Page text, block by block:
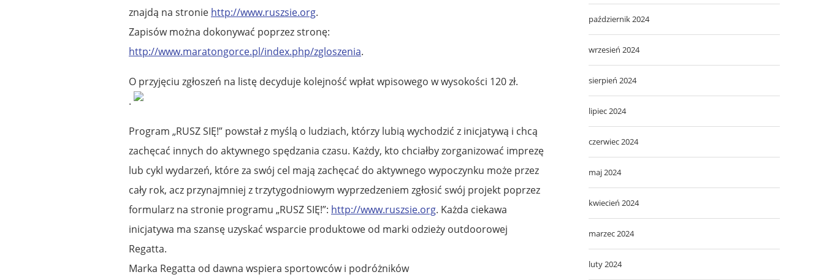
znajdą na stronie http://www.ruszsie.org.
Zapisów można dokonywać poprzez stronę:
http://www.maratongorce.pl/index.php/zgloszenia.
O przyjęciu zgłoszeń na listę decyduje kolejność wpłat wpisowego w wysokości 120 zł.
.
Program „RUSZ SIĘ!” powstał z myślą o ludziach, którzy lubią wychodzić z inicjatywą i chcą
zachęcać innych do aktywnego spędzania czasu. Każdy, kto chciałby zorganizować imprezę
lub cykl wydarzeń, które za swój cel mają zachęcać do aktywnego wypoczynku może przez
cały rok, acz przynajmniej z trzytygodniowym wyprzedzeniem zgłosić swój projekt poprzez
formularz na stronie programu „RUSZ SIĘ!”: http://www.ruszsie.org. Każda ciekawa
inicjatywa ma szansę uzyskać wsparcie produktowe od marki odzieży outdoorowej
Regatta.
Marka Regatta od dawna wspiera sportowców i podróżników
październik 2024
wrzesień 2024
sierpień 2024
lipiec 2024
czerwiec 2024
maj 2024
kwiecień 2024
marzec 2024
luty 2024